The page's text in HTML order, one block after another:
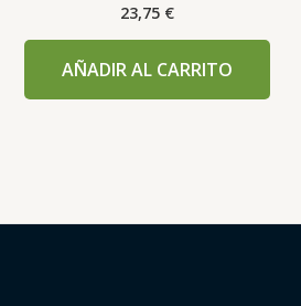
23,75 €
AÑADIR AL CARRITO